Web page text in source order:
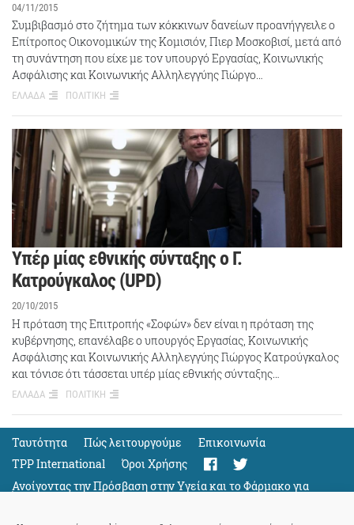
04/11/2015
Συμβιβασμό στο ζήτημα των κόκκινων δανείων προανήγγειλε ο
Επίτροπος Οικονομικών της Κομισιόν, Πιερ Μοσκοβισί, μετά από
τη συνάντηση που είχε με τον υπουργό Εργασίας, Κοινωνικής
Ασφάλισης και Κοινωνικής Αλληλεγγύης Γιώργο…
ΕΛΛΑΔΑ ΠΟΛΙΤΙΚΗ
Υπέρ μίας εθνικής σύνταξης ο Γ.
Κατρούγκαλος (UPD)
20/10/2015
Η πρόταση της Επιτροπής «Σοφών» δεν είναι η πρόταση της
κυβέρνησης, επανέλαβε ο υπουργός Εργασίας, Κοινωνικής
Ασφάλισης και Κοινωνικής Αλληλεγγύης Γιώργος Κατρούγκαλος
και τόνισε ότι τάσσεται υπέρ μίας εθνικής σύνταξης…
ΕΛΛΑΔΑ ΠΟΛΙΤΙΚΗ
Ταυτότητα Πώς λειτουργούμε
Eπικοινωνία
TPP International
Όροι Χρήσης
Ανοίγοντας την Πρόσβαση στην Υγεία και το Φάρμακο για
Όλους